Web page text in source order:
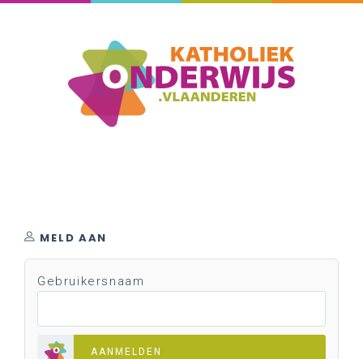
MELD AAN
Gebruikersnaam
AANMELDEN